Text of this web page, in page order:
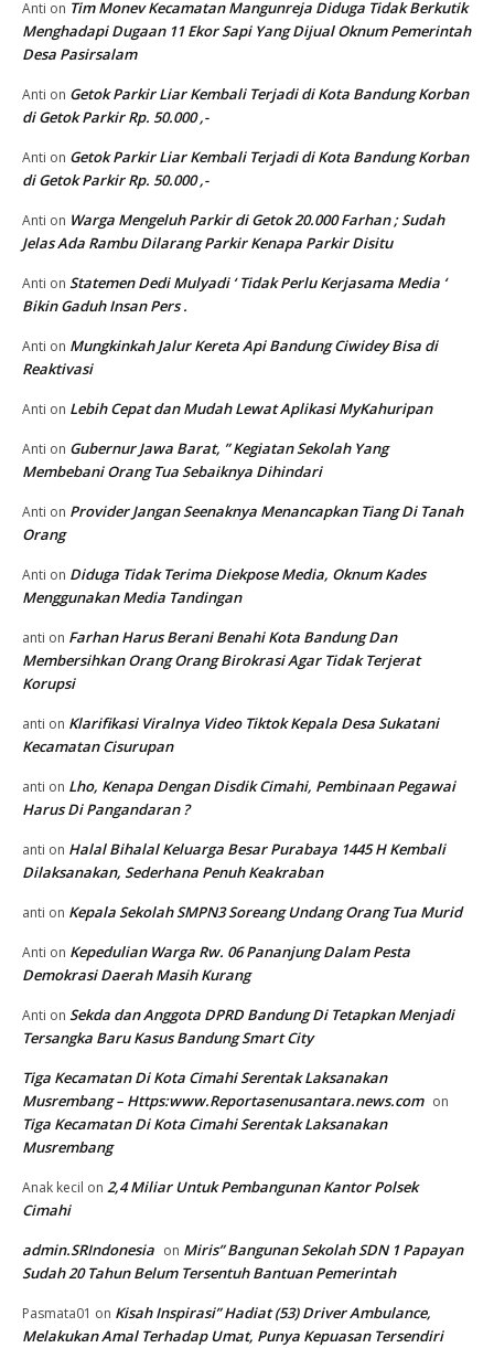
Anti on Tim Monev Kecamatan Mangunreja Diduga Tidak Berkutik
Menghadapi Dugaan 11 Ekor Sapi Yang Dijual Oknum Pemerintah
Desa Pasirsalam
Anti on Getok Parkir Liar Kembali Terjadi di Kota Bandung Korban
di Getok Parkir Rp. 50.000 ,-
Anti on Getok Parkir Liar Kembali Terjadi di Kota Bandung Korban
di Getok Parkir Rp. 50.000 ,-
Anti on Warga Mengeluh Parkir di Getok 20.000 Farhan ; Sudah
Jelas Ada Rambu Dilarang Parkir Kenapa Parkir Disitu
Anti on Statemen Dedi Mulyadi ‘ Tidak Perlu Kerjasama Media ‘
Bikin Gaduh Insan Pers .
Anti on Mungkinkah Jalur Kereta Api Bandung Ciwidey Bisa di
Reaktivasi
Anti on Lebih Cepat dan Mudah Lewat Aplikasi MyKahuripan
Anti on Gubernur Jawa Barat, ” Kegiatan Sekolah Yang
Membebani Orang Tua Sebaiknya Dihindari
Anti on Provider Jangan Seenaknya Menancapkan Tiang Di Tanah
Orang
Anti on Diduga Tidak Terima Diekpose Media, Oknum Kades
Menggunakan Media Tandingan
anti on Farhan Harus Berani Benahi Kota Bandung Dan
Membersihkan Orang Orang Birokrasi Agar Tidak Terjerat
Korupsi
anti on Klarifikasi Viralnya Video Tiktok Kepala Desa Sukatani
Kecamatan Cisurupan
anti on Lho, Kenapa Dengan Disdik Cimahi, Pembinaan Pegawai
Harus Di Pangandaran ?
anti on Halal Bihalal Keluarga Besar Purabaya 1445 H Kembali
Dilaksanakan, Sederhana Penuh Keakraban
anti on Kepala Sekolah SMPN3 Soreang Undang Orang Tua Murid
Anti on Kepedulian Warga Rw. 06 Pananjung Dalam Pesta
Demokrasi Daerah Masih Kurang
Anti on Sekda dan Anggota DPRD Bandung Di Tetapkan Menjadi
Tersangka Baru Kasus Bandung Smart City
Tiga Kecamatan Di Kota Cimahi Serentak Laksanakan
Musrembang – Https:www.Reportasenusantara.news.com on
Tiga Kecamatan Di Kota Cimahi Serentak Laksanakan
Musrembang
Anak kecil on 2,4 Miliar Untuk Pembangunan Kantor Polsek
Cimahi
admin.SRIndonesia on Miris” Bangunan Sekolah SDN 1 Papayan
Sudah 20 Tahun Belum Tersentuh Bantuan Pemerintah
Pasmata01 on Kisah Inspirasi” Hadiat (53) Driver Ambulance,
Melakukan Amal Terhadap Umat, Punya Kepuasan Tersendiri